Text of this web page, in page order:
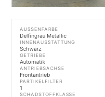
AUSSENFARBE
Delfingrau Metallic
INNENAUSSTATTUNG
Schwarz
GETRIEBE
Automatik
ANTRIEBSACHSE
Frontantrieb
PARTIKELFILTER
1
SCHADSTOFFKLASSE